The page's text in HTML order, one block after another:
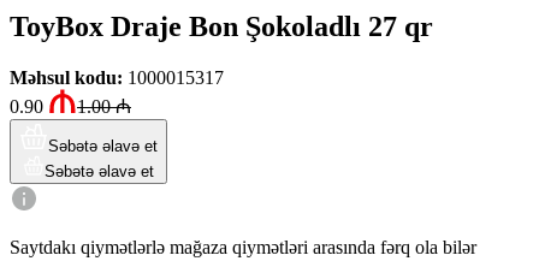
ToyBox Draje Bon Şokoladlı 27 qr
Məhsul kodu: 1000015317
0.90
1.00₼
Səbətə əlavə et
Səbətə əlavə et
Saytdakı qiymətlərlə mağaza qiymətləri arasında fərq ola bilər